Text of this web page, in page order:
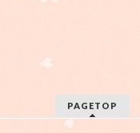
PAGETOP